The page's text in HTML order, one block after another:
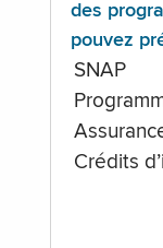
des
pouvez
SNAP
Crédits